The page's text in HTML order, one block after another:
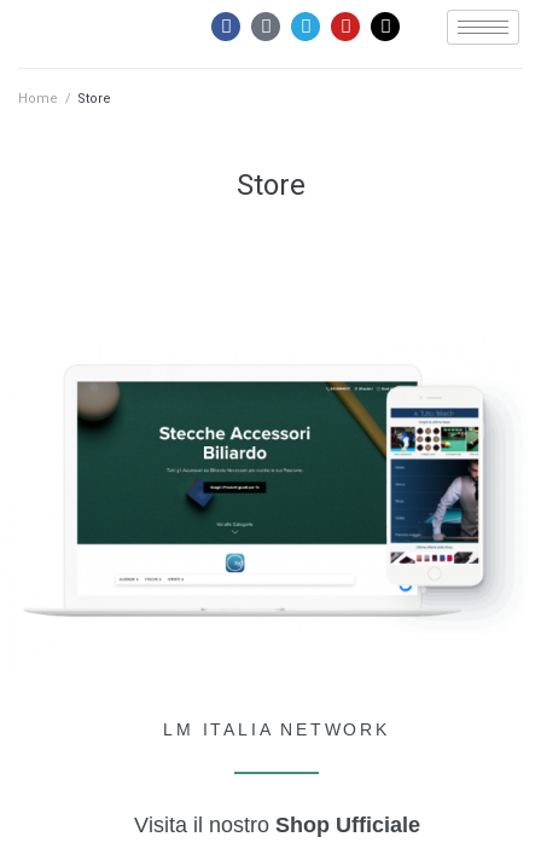
Home / Store
Store
LM ITALIA NETWORK
Visita il nostro Shop Ufficiale